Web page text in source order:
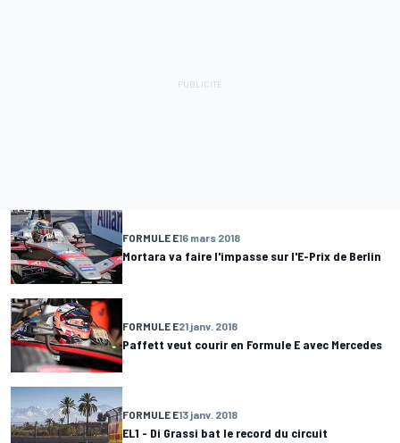
FORMULE E16 mars 2018
Mortara va faire l'impasse sur l'E-Prix de Berlin
FORMULE E21 janv. 2018
Paffett veut courir en Formule E avec Mercedes
FORMULE E13 janv. 2018
EL1 - Di Grassi bat le record du circuit